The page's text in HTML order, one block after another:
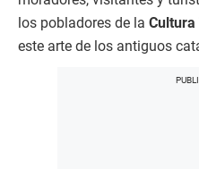
los pobladores de la Cultura
este arte de los antiguos